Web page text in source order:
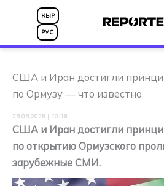
Перейти
содержимому
КЫР
РУС
США и Иран достигли
по Ормузу — что известно
25.05.2026 | 10:18
США и Иран достигли
по открытию Ормузского
зарубежные СМИ.